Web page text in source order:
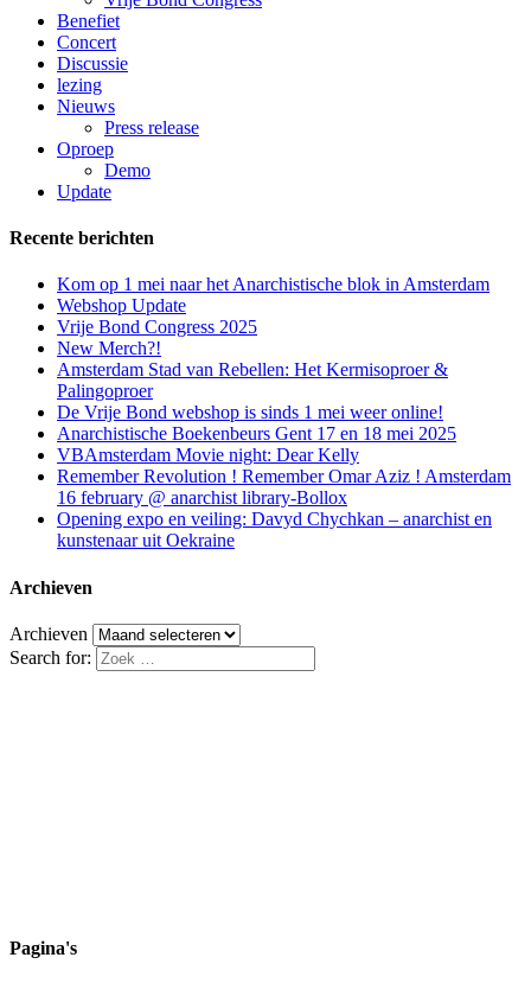
Benefiet
Concert
Discussie
lezing
Nieuws
Press release
Oproep
Demo
Update
Recente berichten
Kom op 1 mei naar het Anarchistische blok in Amsterdam
Webshop Update
Vrije Bond Congress 2025
New Merch?!
Amsterdam Stad van Rebellen: Het Kermisoproer &
Palingoproer
De Vrije Bond webshop is sinds 1 mei weer online!
Anarchistische Boekenbeurs Gent 17 en 18 mei 2025
VBAmsterdam Movie night: Dear Kelly
Remember Revolution ! Remember Omar Aziz ! Amsterdam
16 february @ anarchist library-Bollox
Opening expo en veiling: Davyd Chychkan – anarchist en
kunstenaar uit Oekraine
Archieven
Archieven
Search for:
Pagina's